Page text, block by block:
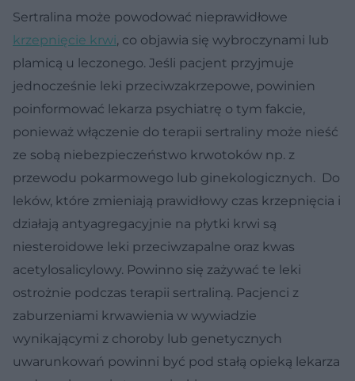
Sertralina może powodować nieprawidłowe
krzepnięcie krwi, co objawia się wybroczynami lub
plamicą u leczonego. Jeśli pacjent przyjmuje
jednocześnie leki przeciwzakrzepowe, powinien
poinformować lekarza psychiatrę o tym fakcie,
ponieważ włączenie do terapii sertraliny może nieść
ze sobą niebezpieczeństwo krwotoków np. z
przewodu pokarmowego lub ginekologicznych. Do
leków, które zmieniają prawidłowy czas krzepnięcia i
działają antyagregacyjnie na płytki krwi są
niesteroidowe leki przeciwzapalne oraz kwas
acetylosalicylowy. Powinno się zażywać te leki
ostrożnie podczas terapii sertraliną. Pacjenci z
zaburzeniami krwawienia w wywiadzie
wynikającymi z choroby lub genetycznych
uwarunkowań powinni być pod stałą opieką lekarza